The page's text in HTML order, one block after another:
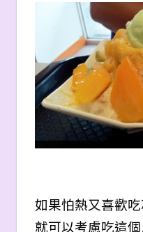
如果怕熱又喜歡
就可以考慮吃這